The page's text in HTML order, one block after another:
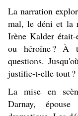
La narration
mal, le déni et la
Irène Kalder
ou héroïne ? À
questions.
justifie-t-elle tout ?
La mise en
Darnay,